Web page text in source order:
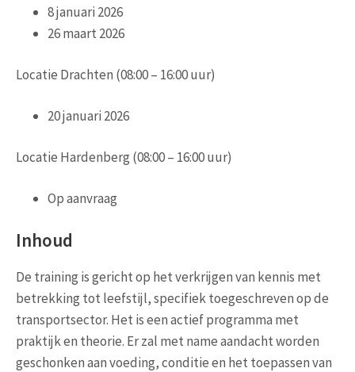
8 januari 2026
26 maart 2026
Locatie Drachten (08:00 – 16:00 uur)
20 januari 2026
Locatie Hardenberg (08:00 – 16:00 uur)
Op aanvraag
Inhoud
De training is gericht op het verkrijgen van kennis met
betrekking tot leefstijl, specifiek toegeschreven op de
transportsector. Het is een actief programma met
praktijk en theorie. Er zal met name aandacht worden
geschonken aan voeding, conditie en het toepassen van